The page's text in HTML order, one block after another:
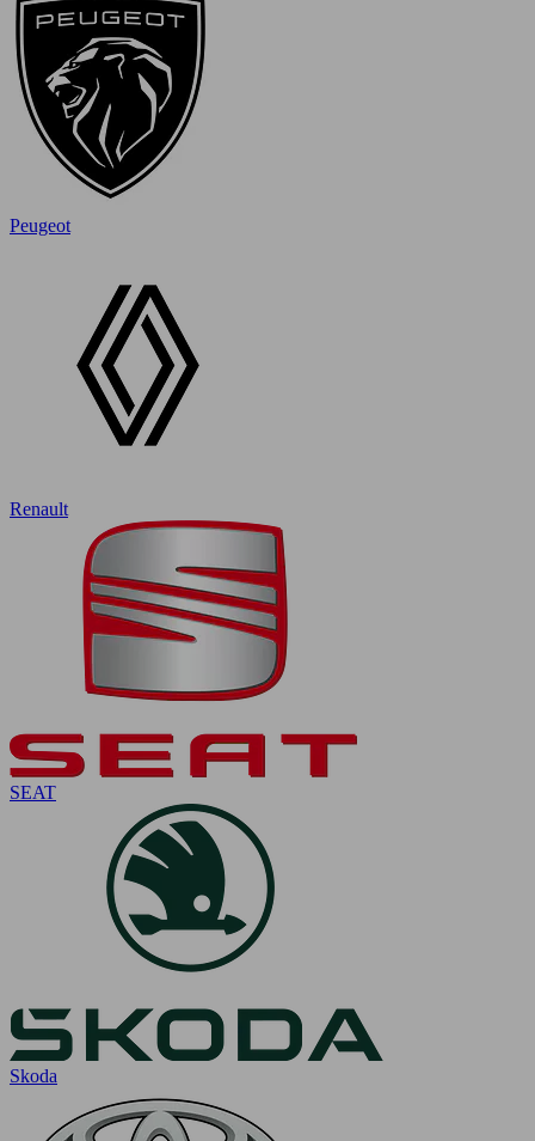
Peugeot
Renault
SEAT
Skoda